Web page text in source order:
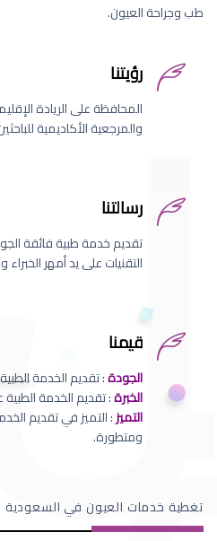
طب وجراحة العيون.
رؤيتنا
المحافظة على الريادة
والمرجعية الأكاديمية
رسالتنا
تقديم خدمة طبية فائقة
التقنيات على يد أمهر
قيمنا
الجودة: تقديم الخدمة
الخبرة: تقديم الخدمة
التميز: التميز في تقديم
ومتطورة.
تغطية خدمات العيون في السعودية